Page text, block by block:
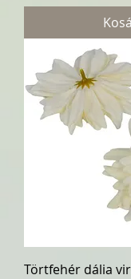
Törtfehér dália